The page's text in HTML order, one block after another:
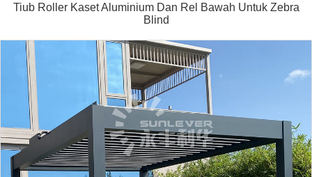
Tiub Roller Kaset Aluminium Dan Rel Bawah Untuk Zebra
Blind